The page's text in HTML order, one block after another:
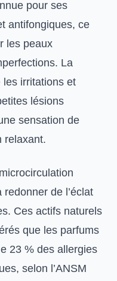
pour ses
antifongiques, ce
les peaux
La
les irritations et
lésions
sensation de
relaxant.
de l’éclat
Ces actifs naturels
que les parfums
23 % des allergies
selon l’ANSM